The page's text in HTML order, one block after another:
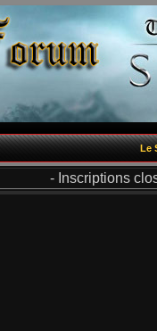
Le
- Inscriptions